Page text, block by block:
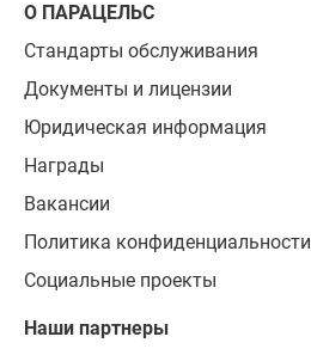
О ПАРАЦЕЛЬС
Стандарты обслуживания
Документы и лицензии
Юридическая информация
Награды
Вакансии
Политика конфиденциальности
Социальные проекты
Наши партнеры